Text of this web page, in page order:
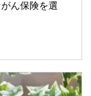
ん保険を選